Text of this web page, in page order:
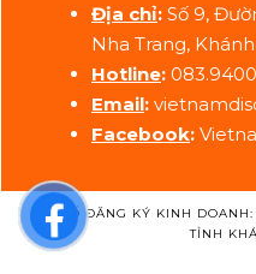
Địa chỉ: Số 9,
Nha Trang,
Hotline:
Email:
Facebook:
SỐ ĐĂNG KÝ KINH
TỈNH